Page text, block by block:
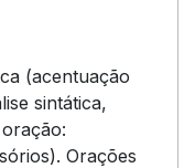
(acentuação
sintática,
Orações